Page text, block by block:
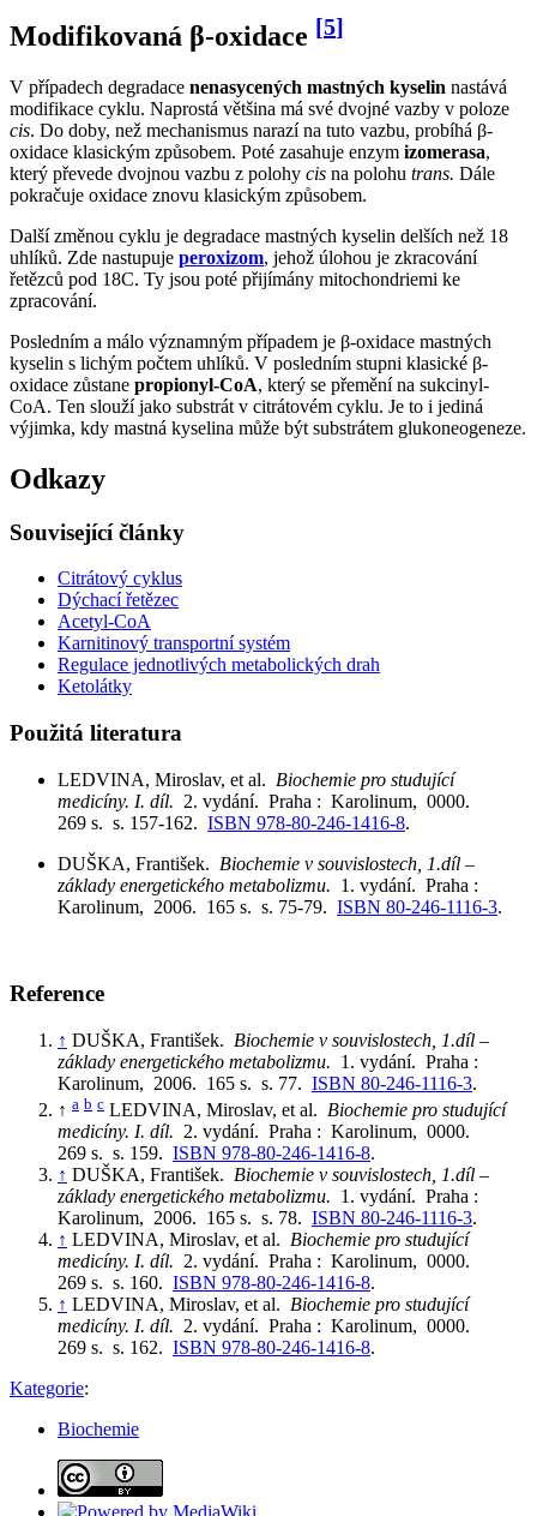
Modifikovaná β-oxidace [5]
V případech degradace nenasycených mastných kyselin nastává
modifikace cyklu. Naprostá většina má své dvojné vazby v poloze
cis. Do doby, než mechanismus narazí na tuto vazbu, probíhá β-
oxidace klasickým způsobem. Poté zasahuje enzym izomerasa,
který převede dvojnou vazbu z polohy cis na polohu trans. Dále
pokračuje oxidace znovu klasickým způsobem.
Další změnou cyklu je degradace mastných kyselin delších než 18
uhlíků. Zde nastupuje peroxizom, jehož úlohou je zkracování
řetězců pod 18C. Ty jsou poté přijímány mitochondriemi ke
zpracování.
Posledním a málo významným případem je β-oxidace mastných
kyselin s lichým počtem uhlíků. V posledním stupni klasické β-
oxidace zůstane propionyl-CoA, který se přemění na sukcinyl-
CoA. Ten slouží jako substrát v citrátovém cyklu. Je to i jediná
výjimka, kdy mastná kyselina může být substrátem glukoneogeneze.
Odkazy
Související články
Citrátový cyklus
Dýchací řetězec
Acetyl-CoA
Karnitinový transportní systém
Regulace jednotlivých metabolických drah
Ketolátky
Použitá literatura
LEDVINA, Miroslav, et al. Biochemie pro studující
medicíny. I. díl. 2. vydání. Praha : Karolinum, 0000.
269 s. s. 157-162. ISBN 978-80-246-1416-8.
DUŠKA, František. Biochemie v souvislostech, 1.díl –
základy energetického metabolizmu. 1. vydání. Praha :
Karolinum, 2006. 165 s. s. 75-79. ISBN 80-246-1116-3.
Reference
↑ DUŠKA, František. Biochemie v souvislostech, 1.díl –
základy energetického metabolizmu. 1. vydání. Praha :
Karolinum, 2006. 165 s. s. 77. ISBN 80-246-1116-3.
↑ a b c LEDVINA, Miroslav, et al. Biochemie pro studující
medicíny. I. díl. 2. vydání. Praha : Karolinum, 0000.
269 s. s. 159. ISBN 978-80-246-1416-8.
↑ DUŠKA, František. Biochemie v souvislostech, 1.díl –
základy energetického metabolizmu. 1. vydání. Praha :
Karolinum, 2006. 165 s. s. 78. ISBN 80-246-1116-3.
↑ LEDVINA, Miroslav, et al. Biochemie pro studující
medicíny. I. díl. 2. vydání. Praha : Karolinum, 0000.
269 s. s. 160. ISBN 978-80-246-1416-8.
↑ LEDVINA, Miroslav, et al. Biochemie pro studující
medicíny. I. díl. 2. vydání. Praha : Karolinum, 0000.
269 s. s. 162. ISBN 978-80-246-1416-8.
Kategorie:
Biochemie